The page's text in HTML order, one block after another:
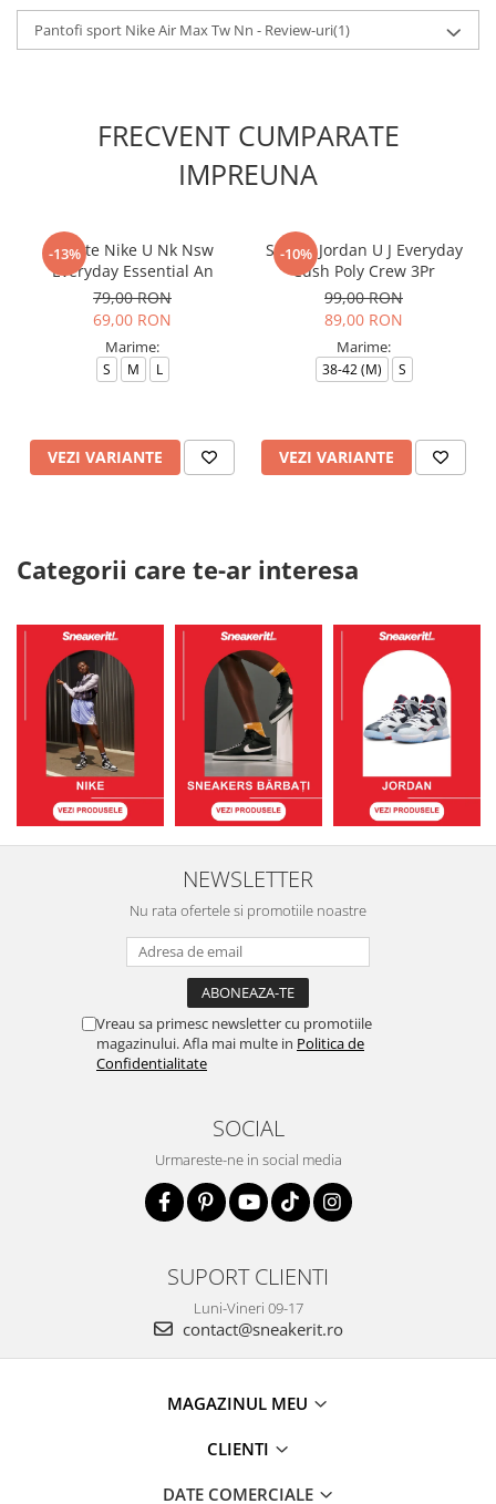
Pantofi sport Nike Air Max Tw Nn - Review-uri(1)
FRECVENT CUMPARATE
IMPREUNA
-13%
Sosete Nike U Nk Nsw
Everyday Essential An
79,00 RON
69,00 RON
Marime:
S M L
VEZI VARIANTE
-10%
Sosete Jordan U J Everyday
Cush Poly Crew 3Pr
99,00 RON
89,00 RON
Marime:
38-42 (M) S
VEZI VARIANTE
Categorii care te-ar interesa
NEWSLETTER
Nu rata ofertele si promotiile noastre
Vreau sa primesc newsletter cu promotiile
magazinului. Afla mai multe in Politica de
Confidentialitate
SOCIAL
Urmareste-ne in social media
SUPORT CLIENTI
Luni-Vineri 09-17
contact@sneakerit.ro
MAGAZINUL MEU
CLIENTI
DATE COMERCIALE